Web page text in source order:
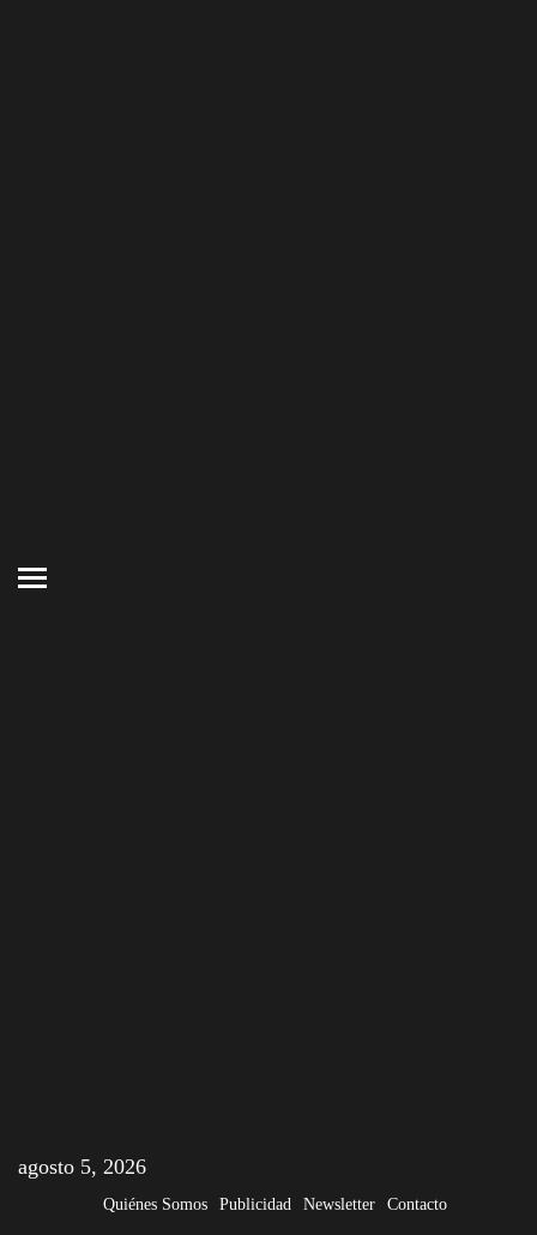
agosto 5, 2026
Quiénes Somos Publicidad Newsletter Contacto